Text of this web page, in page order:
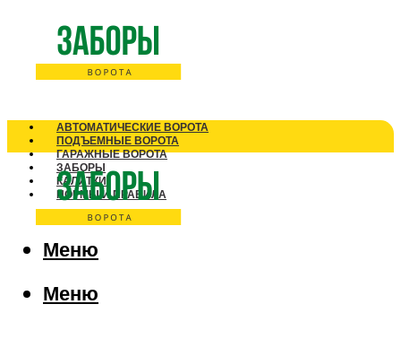
АВТОМАТИЧЕСКИЕ ВОРОТА
ПОДЪЕМНЫЕ ВОРОТА
ГАРАЖНЫЕ ВОРОТА
ЗАБОРЫ
КАЛИТКИ
НОРМЫ И ПРАВИЛА
Меню
Меню